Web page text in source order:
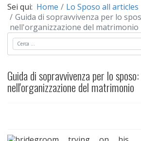
Sei qui: Home
Lo Sposo all articles
Guida di sopravvivenza per lo
nell'organizzazione del matrimonio
Cerca
Guida di sopravvivenza per lo
nell'organizzazione del matrimonio